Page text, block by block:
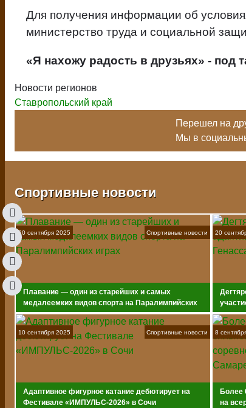
Для получения информации об
министерство труда и социальной
«Я нахожу радость в друзьях» - под
Новости регионов
Ставропольский край
Перешел на
Мы в
Спортивные новости
20 сентября 2025
Плавание — один из старейших и самых
медалеемких видов спорта на Паралимпийских
играх
Спортивные новости 20
10 сентября 2025
Адаптивное фигурное катание дебютирует на
Фестивале «ИМПУЛЬС-2026» в Сочи
Спортивные новости 8
Более
на